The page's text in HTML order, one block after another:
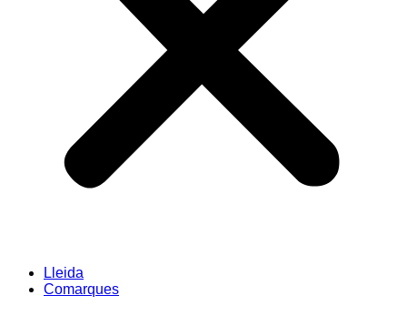
Lleida
Comarques